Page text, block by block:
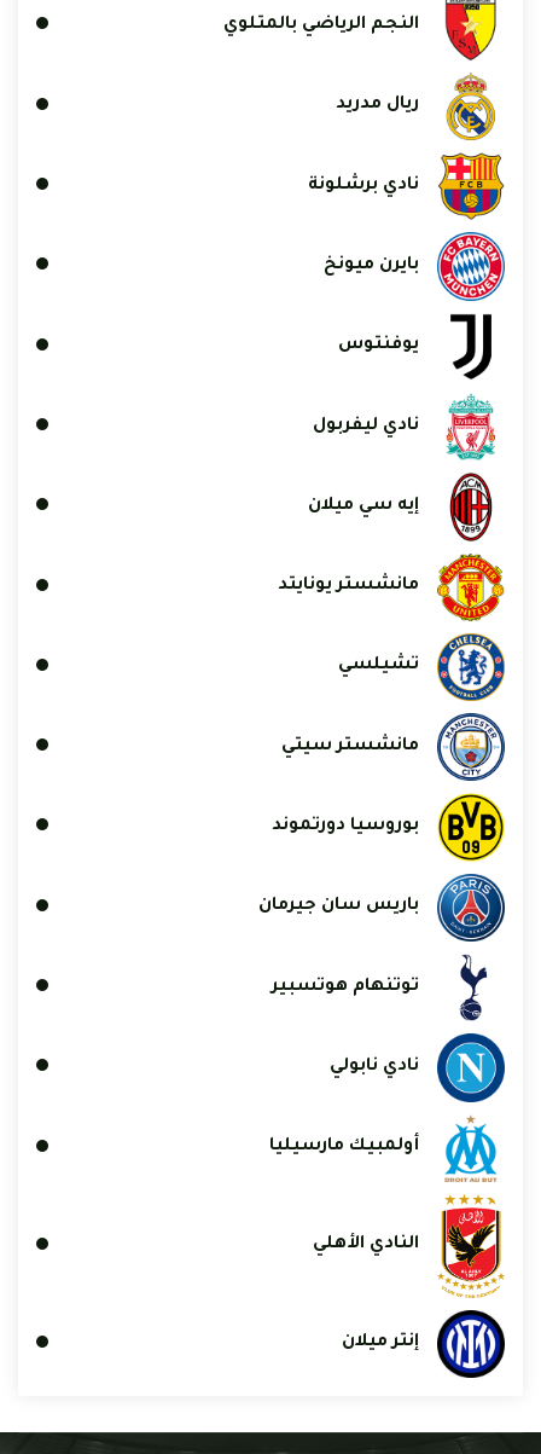
النجم الرياضي بالمتلوي
ريال مدريد
نادي برشلونة
بايرن ميونخ
يوفنتوس
نادي ليفربول
إيه سي ميلان
مانشستر يونايتد
تشيلسي
مانشستر سيتي
بوروسيا دورتموند
باريس سان جيرمان
توتنهام هوتسبير
نادي نابولي
أولمبيك مارسيليا
النادي الأهلي
إنتر ميلان